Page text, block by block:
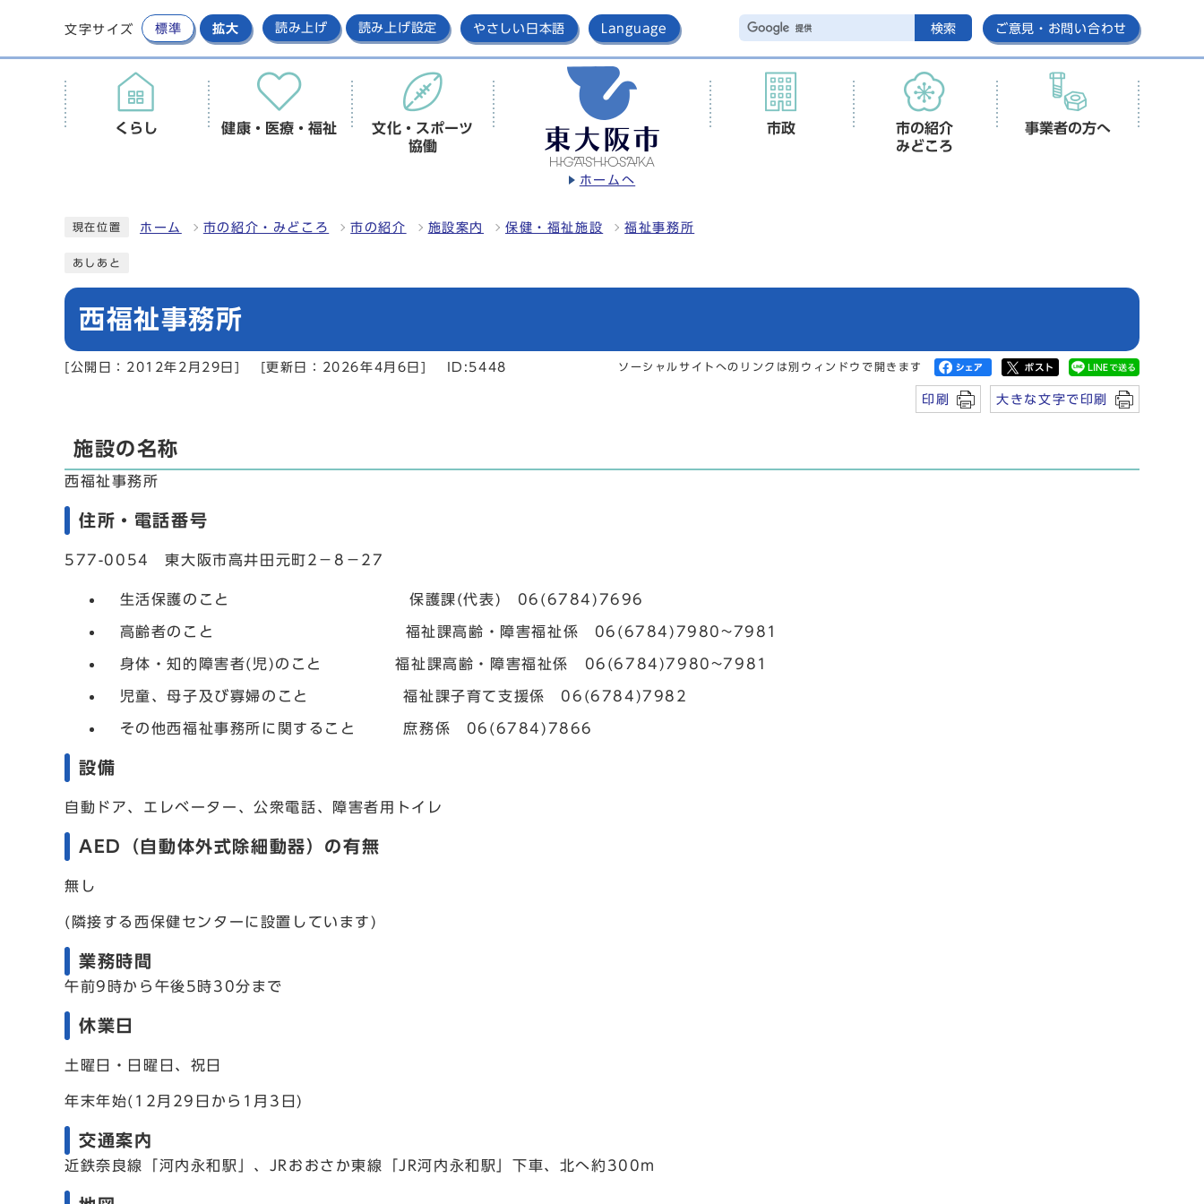
文字サイズ 標準 拡大 読み上げ 読み上げ設定 やさしい日本語 Language 検索 ご意見・お問い合わせ
ホームへ
くらし 健康・医療・福祉
文化・スポーツ
協働
市政
市の紹介
みどころ
事業者の方へ
現在位置 ホーム 市の紹介・みどころ 市の紹介 施設案内 保健・福祉施設 福祉事務所
あしあと
西福祉事務所
[公開日：2012年2月29日] [更新日：2026年4月6日] ID:5448 ソーシャルサイトへのリンクは別ウィンドウで開きます
印刷 大きな文字で印刷
施設の名称
西福祉事務所
住所・電話番号
577-0054 東大阪市高井田元町2－8－27
生活保護のこと 保護課(代表) 06(6784)7696
高齢者のこと 福祉課高齢・障害福祉係 06(6784)7980~7981
身体・知的障害者(児)のこと 福祉課高齢・障害福祉係 06(6784)7980~7981
児童、母子及び寡婦のこと 福祉課子育て支援係 06(6784)7982
その他西福祉事務所に関すること 庶務係 06(6784)7866
設備
自動ドア、エレベーター、公衆電話、障害者用トイレ
AED（自動体外式除細動器）の有無
無し
(隣接する西保健センターに設置しています)
業務時間
午前9時から午後5時30分まで
休業日
土曜日・日曜日、祝日
年末年始(12月29日から1月3日)
交通案内
近鉄奈良線「河内永和駅」、JRおおさか東線「JR河内永和駅」下車、北へ約300m